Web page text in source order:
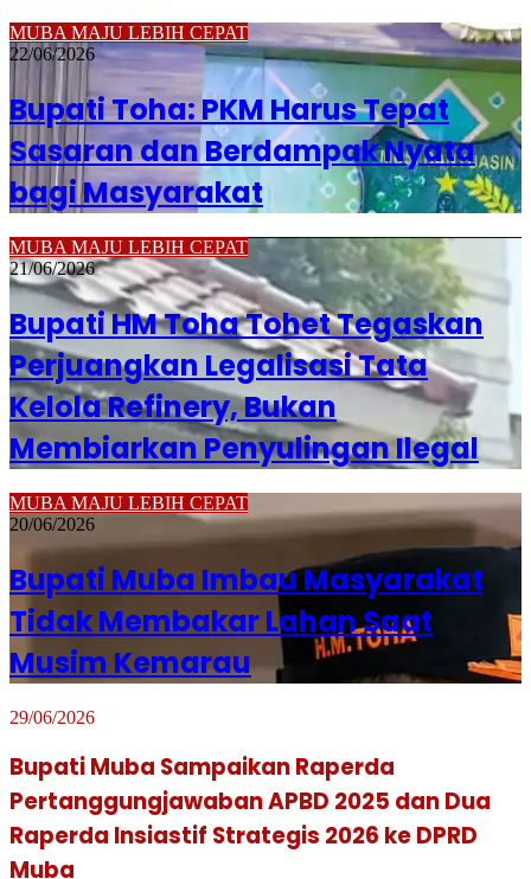
MUBA MAJU LEBIH CEPAT
22/06/2026
Bupati Toha: PKM Harus Tepat
Sasaran dan Berdampak Nyata
bagi Masyarakat
MUBA MAJU LEBIH CEPAT
21/06/2026
Bupati HM Toha Tohet Tegaskan
Perjuangkan Legalisasi Tata
Kelola Refinery, Bukan
Membiarkan Penyulingan Ilegal
MUBA MAJU LEBIH CEPAT
20/06/2026
Bupati Muba Imbau Masyarakat
Tidak Membakar Lahan Saat
Musim Kemarau
29/06/2026
Bupati Muba Sampaikan Raperda
Pertanggungjawaban APBD 2025 dan Dua
Raperda Insiastif Strategis 2026 ke DPRD
Muba